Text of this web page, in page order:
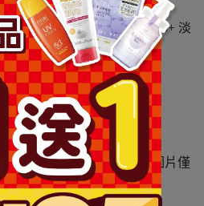
油UV校色飾底乳EX SPF50+ 淡
感之差異，本賣場之商品圖片僅
準。
，依實際收到商品為準。